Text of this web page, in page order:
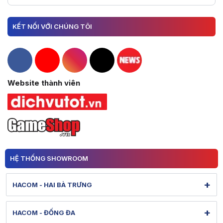
KẾT NỐI VỚI CHÚNG TÔI
Hacom Facebook
Hacom YouTube
Hacom Instagram
Hacom TikTok
Website thành viên
HỆ THỐNG SHOWROOM
HACOM - HAI BÀ TRƯNG +
Hình ảnh thực tế từ showroom
HACOM - ĐỐNG ĐA +